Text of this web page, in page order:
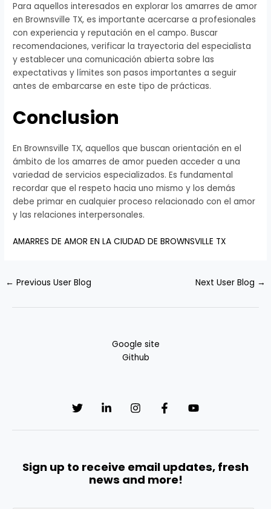
Para aquellos interesados en explorar los amarres de amor
en Brownsville TX, es importante acercarse a profesionales
con experiencia y reputación en el campo. Buscar
recomendaciones, verificar la trayectoria del especialista
y establecer una comunicación abierta sobre las
expectativas y límites son pasos importantes a seguir
antes de embarcarse en este tipo de prácticas.
Conclusion
En Brownsville TX, aquellos que buscan orientación en el
ámbito de los amarres de amor pueden acceder a una
variedad de servicios especializados. Es fundamental
recordar que el respeto hacia uno mismo y los demás
debe primar en cualquier proceso relacionado con el amor
y las relaciones interpersonales.
AMARRES DE AMOR EN LA CIUDAD DE BROWNSVILLE TX
← Previous User Blog Next User Blog →
Google site
Github
Sign up to receive email updates, fresh
news and more!